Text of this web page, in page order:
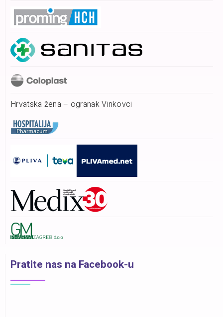
Hrvatska žena – ogranak Vinkovci
Pratite nas na Facebook-u